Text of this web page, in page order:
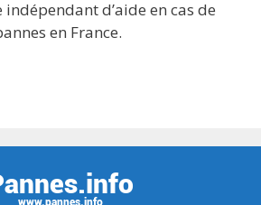
indépendant d’aide en cas de
en France.